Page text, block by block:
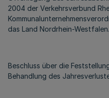
2004 der Verkehrsverbund
das Land Nordrhein-Westfalen.
Beschluss über die
Behandlung des